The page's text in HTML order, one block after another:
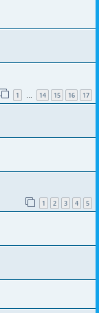
1 … 14 15 16 17
1 2 3 4 5